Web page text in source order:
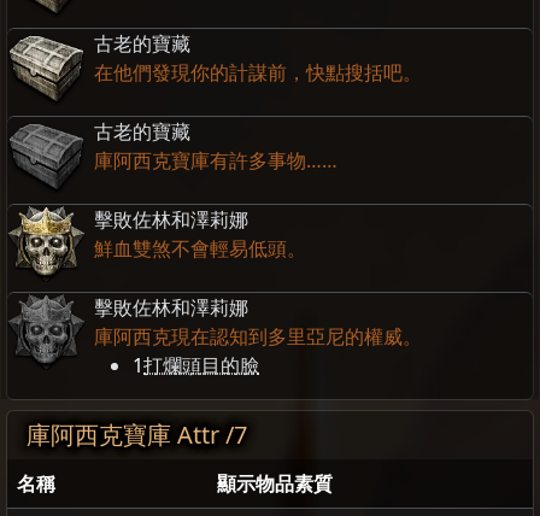
古老的寶藏
在他們發現你的計謀前，快點搜括吧。
古老的寶藏
庫阿西克寶庫有許多事物……
擊敗佐林和澤莉娜
鮮血雙煞不會輕易低頭。
擊敗佐林和澤莉娜
庫阿西克現在認知到多里亞尼的權威。
1打爛頭目的臉
庫阿西克寶庫 Attr /7
名稱
顯示物品素質